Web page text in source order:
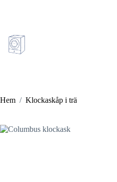
Hem / Klockaskåp i trä